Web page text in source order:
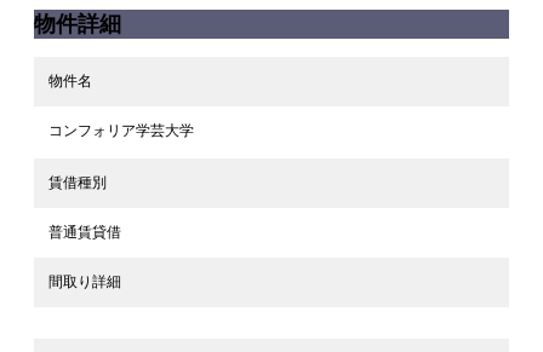
物件詳細
物件名
コンフォリア学芸大学
賃借種別
普通賃貸借
間取り詳細